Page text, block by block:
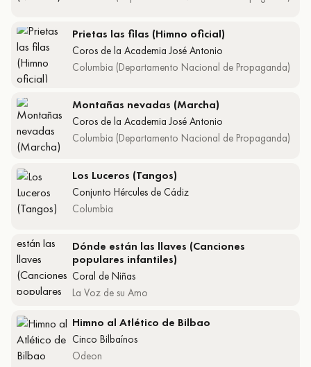
Prietas las filas (Himno oficial)
Coros de la Academia José Antonio
Columbia (Departamento Nacional de Propaganda)
Montañas nevadas (Marcha)
Coros de la Academia José Antonio
Columbia (Departamento Nacional de Propaganda)
Los Luceros (Tangos)
Conjunto Hércules de Cádiz
Columbia
Dónde están las llaves (Canciones
populares infantiles)
Coral de Niñas
La Voz de su Amo
Himno al Atlético de Bilbao
Cinco Bilbaínos
Odeon